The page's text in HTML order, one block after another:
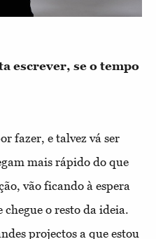
escrever, se o tempo
fazer, e talvez vá ser
mais rápido do que
vão ficando à espera
chegue o resto da ideia.
projectos a que estou